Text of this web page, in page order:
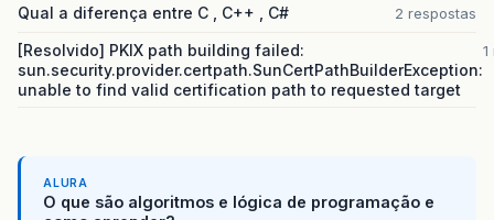
Qual a diferença entre C , C++ , C# 2 respostas
[Resolvido] PKIX path building failed:
sun.security.provider.certpath.SunCertPathBuilderException:
unable to find valid certification path to requested target
ALURA
O que são algoritmos e lógica de programação e